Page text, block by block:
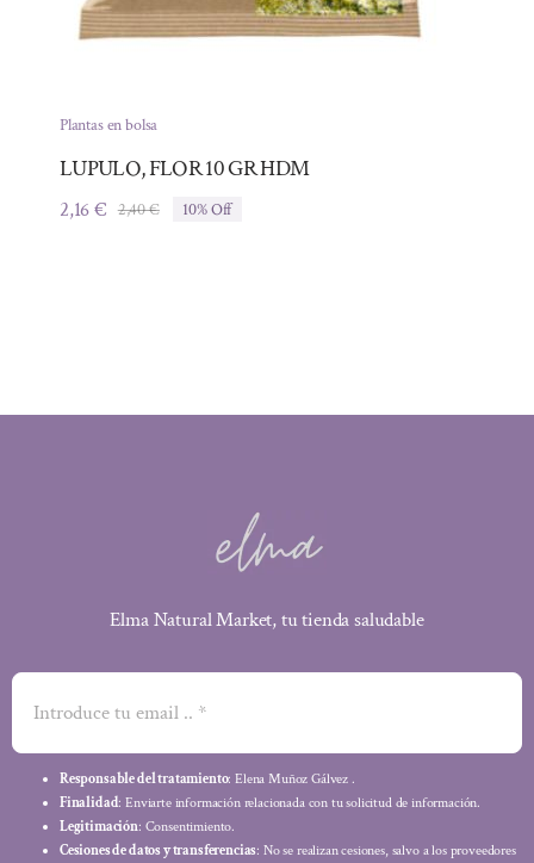
Plantas en bolsa
LUPULO, FLOR 10 GR HDM
2,40€El
2,16€
El
10% Off
Elma Natural Market, tu tienda saludable
Responsable del tratamiento: Elena Muñoz Gálvez .
Finalidad: Enviarte información relacionada con tu solicitud de información.
Legitimación: Consentimiento.
Cesiones de datos y transferencias: No se realizan cesiones, salvo a los proveedores